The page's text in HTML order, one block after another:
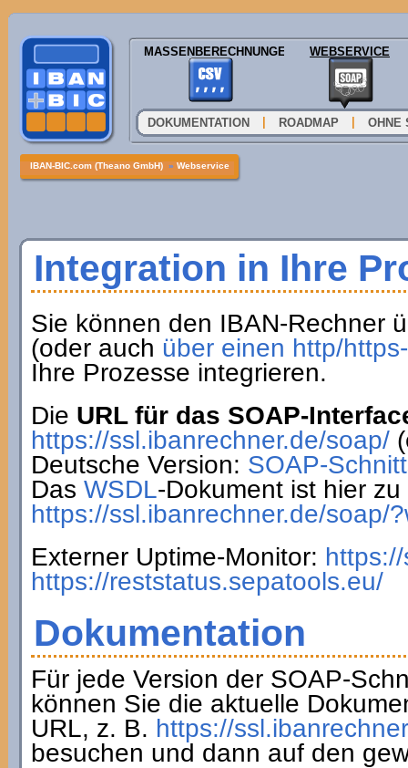
MASSENBERECHNUNGEN WEBSERVICE
DOKUMENTATION ROADMAP OHNE
IBAN-BIC.com (Theano GmbH) » Webservice
Integration in Ihre
Sie können den IBAN-Rechner
(oder auch über einen http/
Ihre Prozesse integrieren.
Die URL für das SOAP-
https://ssl.ibanrechner.de/soap/
Deutsche Version: SOAP-
Das WSDL-Dokument ist hier
https://ssl.ibanrechner.de/soap/
Externer Uptime-Monitor:
https://reststatus.sepatools.eu/
Dokumentation
Für jede Version der SOAP-
können Sie die aktuelle
URL, z. B. https://
besuchen und dann auf den